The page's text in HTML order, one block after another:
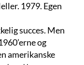
1979. Egen
succes. Men
og
amerikanske